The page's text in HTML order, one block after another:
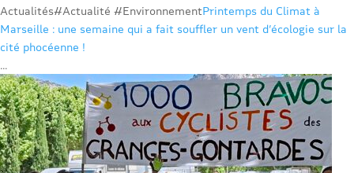
Actualités#Actualité #EnvironnementPrintemps du Climat à
Marseille : une semaine qui a fait souffler un vent d’écologie sur la
cité phocéenne !
...